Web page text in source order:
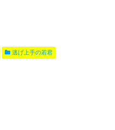
逃げ上手の若君